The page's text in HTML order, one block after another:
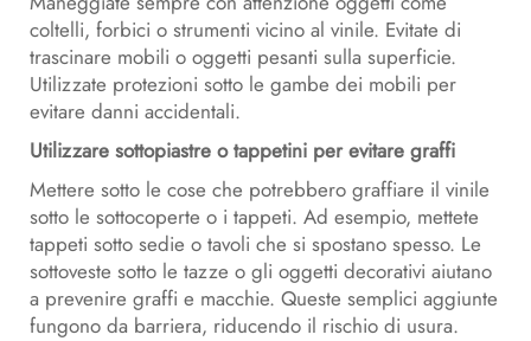
coltelli, forbici o strumenti vicino al vinile. Evitate di
trascinare mobili o oggetti pesanti sulla superficie.
Utilizzate protezioni sotto le gambe dei mobili per
evitare danni accidentali.
Utilizzare sottopiastre o tappetini per evitare graffi
Mettere sotto le cose che potrebbero graffiare il vinile
sotto le sottocoperte o i tappeti. Ad esempio, mettete
tappeti sotto sedie o tavoli che si spostano spesso. Le
sottoveste sotto le tazze o gli oggetti decorativi aiutano
a prevenire graffi e macchie. Queste semplici aggiunte
fungono da barriera, riducendo il rischio di usura.